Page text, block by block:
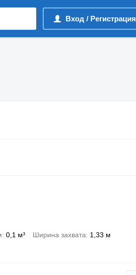
Вход / Регистрация
0,1 м³ Ширина захвата 1,33 м